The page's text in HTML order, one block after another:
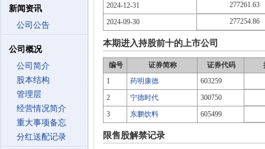
新闻资讯
公司公告
公司概况
公司简介
股本结构
管理层
经营情况简介
重大事项备忘
分红送配记录
2024-12-31 277261.63
2024-09-30 277254.86
本期进入持股前十的上市公司
编号 证券简称 证券代码
1
药明康德
603259
2
宁德时代
300750
3
东鹏饮料 605499
限售股解禁记录